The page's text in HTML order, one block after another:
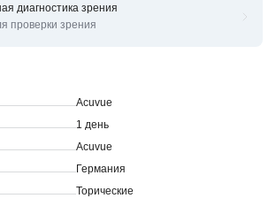
цифровых устройств или в сухих
технологии HydraLuxe®, более 80%
или крайне редко испытывают сухость
требует раствора для хранения.
Acuvue
1 день
Acuvue
Германия
Торические
диагностика зрения
проверки зрения